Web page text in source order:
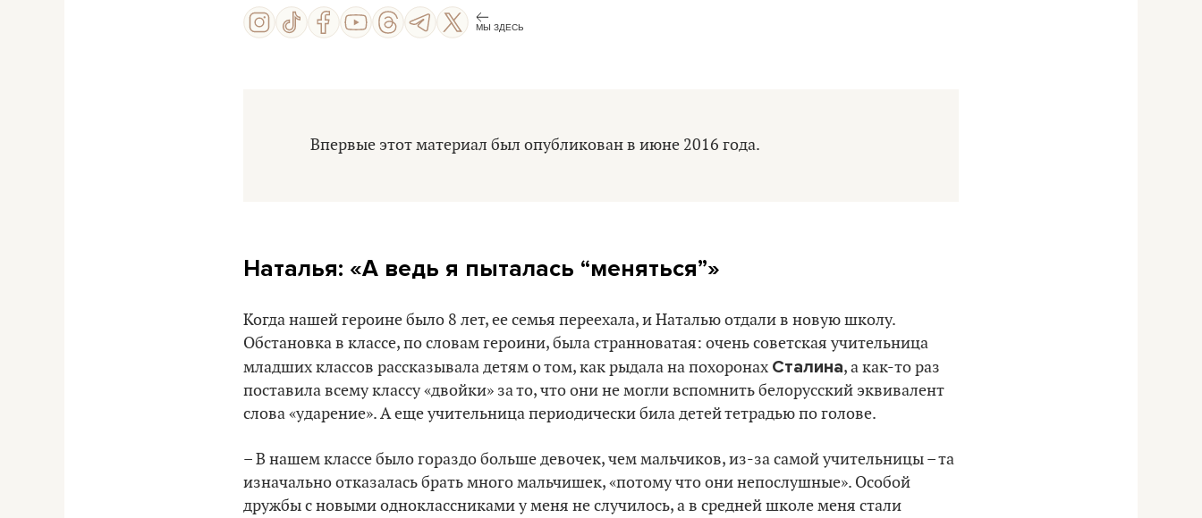
МЫ ЗДЕСЬ
Впервые этот материал был опубликован в июне 2016 года.
Наталья: «А ведь я пыталась “меняться”»
Когда нашей героине было 8 лет, ее семья переехала, и Наталью отдали в новую школу.
Обстановка в классе, по словам героини, была странноватая: очень советская учительница
младших классов рассказывала детям о том, как рыдала на похоронах Сталина, а как-то раз
поставила всему классу «двойки» за то, что они не могли вспомнить белорусский эквивалент
слова «ударение». А еще учительница периодически била детей тетрадью по голове.
– В нашем классе было гораздо больше девочек, чем мальчиков, из-за самой учительницы – та
изначально отказалась брать много мальчишек, «потому что они непослушные». Особой
дружбы с новыми одноклассниками у меня не случилось, а в средней школе меня стали